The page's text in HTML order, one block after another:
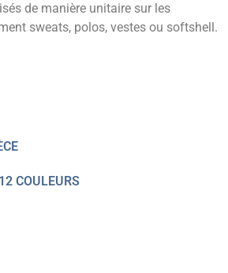
de manière unitaire sur les
sweats, polos, vestes ou softshell.
COULEURS